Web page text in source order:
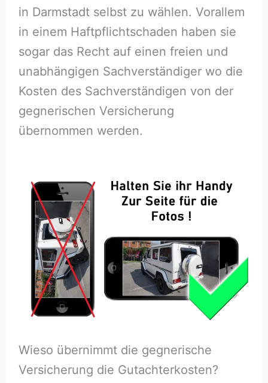
in Darmstadt selbst zu wählen. Vorallem
in einem Haftpflichtschaden haben sie
sogar das Recht auf einen freien und
unabhängigen Sachverständiger wo die
Kosten des Sachverständigen von der
gegnerischen Versicherung
übernommen werden.
Wieso übernimmt die gegnerische
Versicherung die Gutachterkosten?